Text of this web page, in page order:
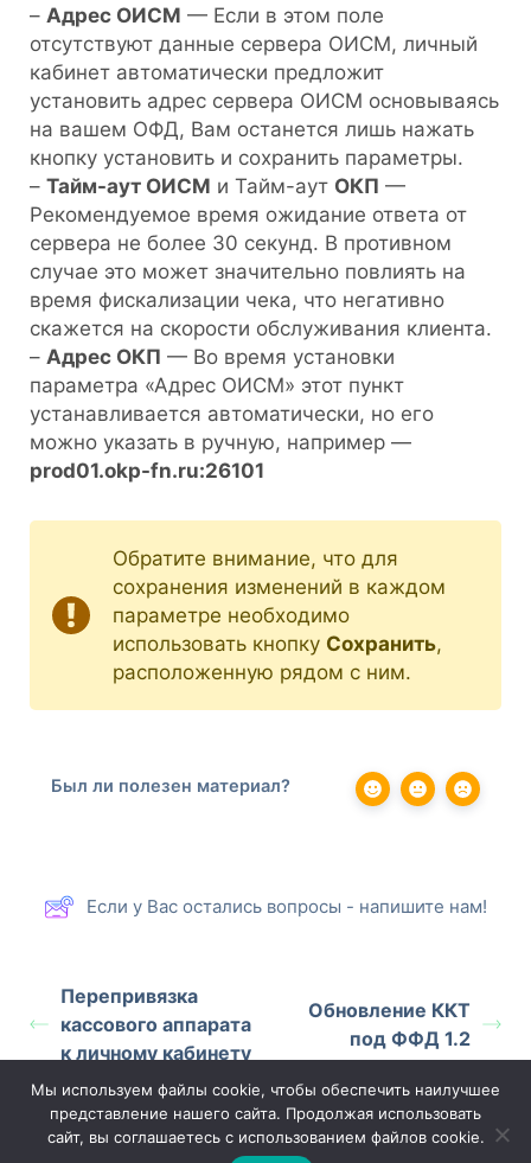
– Адрес ОИСМ — Если в этом поле
отсутствуют данные сервера ОИСМ, личный
кабинет автоматически предложит
установить адрес сервера ОИСМ основываясь
на вашем ОФД, Вам останется лишь нажать
кнопку установить и сохранить параметры.
– Тайм-аут ОИСМ и Тайм-аут ОКП —
Рекомендуемое время ожидание ответа от
сервера не более 30 секунд. В противном
случае это может значительно повлиять на
время фискализации чека, что негативно
скажется на скорости обслуживания клиента.
– Адрес ОКП — Во время установки
параметра «Адрес ОИСМ» этот пункт
устанавливается автоматически, но его
можно указать в ручную, например —
prod01.okp-fn.ru:26101
Обратите внимание, что для
сохранения изменений в каждом
параметре необходимо
использовать кнопку Сохранить,
расположенную рядом с ним.
Был ли полезен материал?
Если у Вас остались вопросы - напишите нам!
Перепривязка
кассового аппарата
к личному кабинету
Обновление ККТ
под ФФД 1.2
Мы используем файлы cookie, чтобы обеспечить наилучшее
представление нашего сайта. Продолжая использовать
сайт, вы соглашаетесь с использованием файлов cookie.